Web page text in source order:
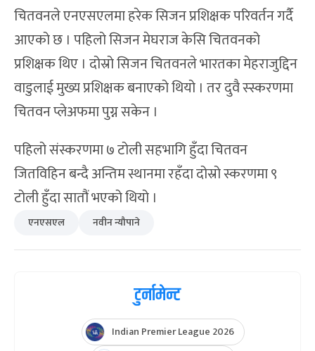
चितवनले एनएसएलमा हरेक सिजन प्रशिक्षक परिवर्तन गर्दै
आएको छ । पहिलो सिजन मेघराज केसि चितवनको
प्रशिक्षक थिए । दोस्रो सिजन चितवनले भारतका मेहराजुद्दिन
वाडुलाई मुख्य प्रशिक्षक बनाएको थियो । तर दुवै स्स्करणमा
चितवन प्लेअफमा पुग्न सकेन ।
पहिलो संस्करणमा ७ टोली सहभागि हुँदा चितवन
जितविहिन बन्दै अन्तिम स्थानमा रहँदा दोस्रो स्करणमा ९
टोली हुँदा सातौं भएको थियो ।
एनएसएल नवीन न्यौपाने
टुर्नामेन्ट
Indian Premier League 2026